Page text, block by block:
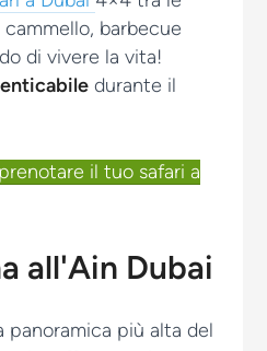
barbecue
di vivere la vita!
durante il
il tuo safari a
all'Ain Dubai
panoramica più alta del